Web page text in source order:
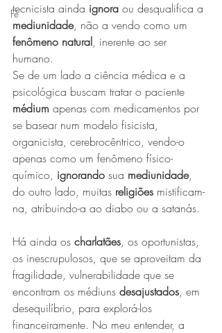
Fé
tecnicista ainda ignora ou desqualifica a
mediunidade, não a vendo como um
fenômeno natural, inerente ao ser
humano.
Se de um lado a ciência médica e a
psicológica buscam tratar o paciente
médium apenas com medicamentos por
se basear num modelo fisicista,
organicista, cerebrocêntrico, vendo-o
apenas como um fenômeno físico-
químico, ignorando sua mediunidade,
do outro lado, muitas religiões mistificam-
na, atribuindo-a ao diabo ou a satanás.
Há ainda os charlatães, os oportunistas,
os inescrupulosos, que se aproveitam da
fragilidade, vulnerabilidade que se
encontram os médiuns desajustados, em
desequilíbrio, para explorá-los
financeiramente. No meu entender, a